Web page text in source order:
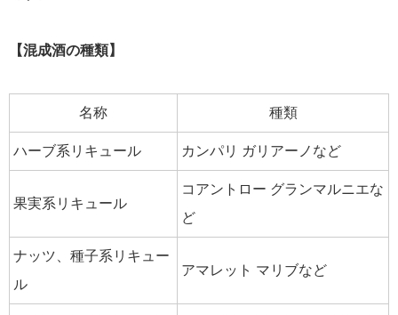
【混成酒の種類】
名称 種類
ハーブ系リキュール カンパリ ガリアーノなど
果実系リキュール
コアントロー グランマルニエな
ど
ナッツ、種子系リキュー
ル
アマレット マリブなど